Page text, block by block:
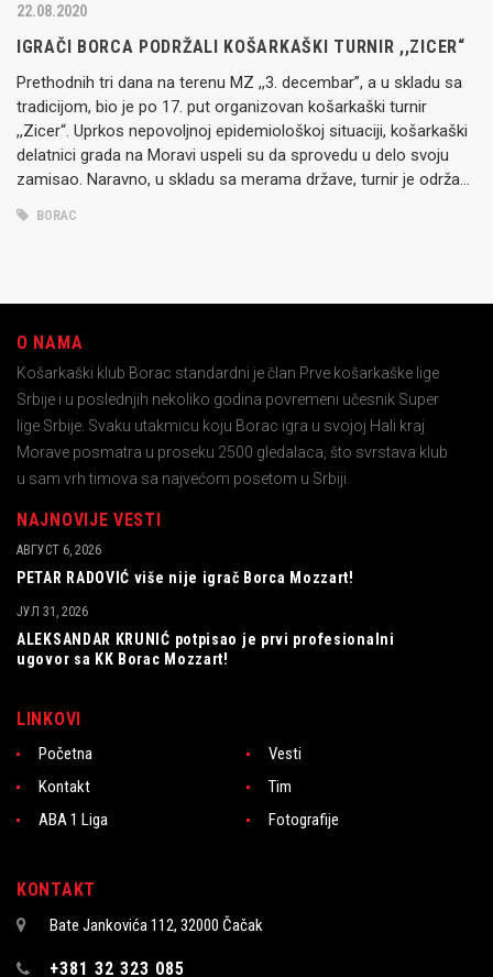
22.08.2020
IGRAČI BORCA PODRŽALI KOŠARKAŠKI TURNIR ,,ZICER“
Prethodnih tri dana na terenu MZ ,,3. decembar”, a u skladu sa
tradicijom, bio je po 17. put organizovan košarkaški turnir
,,Zicer“. Uprkos nepovoljnoj epidemiološkoj situaciji, košarkaški
delatnici grada na Moravi uspeli su da sprovedu u delo svoju
zamisao. Naravno, u skladu sa merama države, turnir je održan
BORAC
O NAMA
Košarkaški klub Borac standardni je član Prve košarkaške lige
Srbije i u poslednjih nekoliko godina povremeni učesnik Super
lige Srbije. Svaku utakmicu koju Borac igra u svojoj Hali kraj
Morave posmatra u proseku 2500 gledalaca, što svrstava klub
u sam vrh timova sa najvećom posetom u Srbiji.
NAJNOVIJE VESTI
PETAR RADOVIĆ više nije igrač Borca Mozzart!
АВГУСТ 6, 2026
ALEKSANDAR KRUNIĆ potpisao je prvi profesionalni
ugovor sa KK Borac Mozzart!
ЈУЛ 31, 2026
LINKOVI
Početna
Vesti
Kontakt
Tim
ABA 1 Liga
Fotografije
KONTAKT
Bate Jankovića 112, 32000 Čačak
+381 32 323 085